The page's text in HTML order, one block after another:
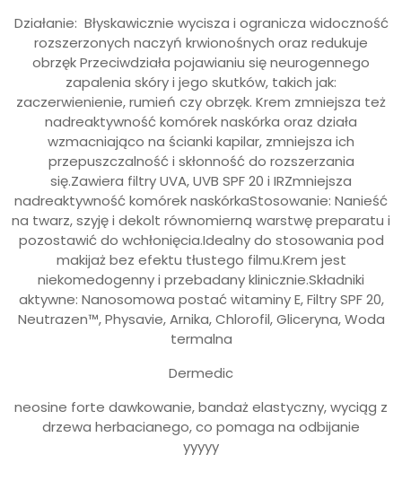
Działanie: Błyskawicznie wycisza i ogranicza widoczność
rozszerzonych naczyń krwionośnych oraz redukuje
obrzęk Przeciwdziała pojawianiu się neurogennego
zapalenia skóry i jego skutków, takich jak:
zaczerwienienie, rumień czy obrzęk. Krem zmniejsza też
nadreaktywność komórek naskórka oraz działa
wzmacniająco na ścianki kapilar, zmniejsza ich
przepuszczalność i skłonność do rozszerzania
się.Zawiera filtry UVA, UVB SPF 20 i IRZmniejsza
nadreaktywność komórek naskórkaStosowanie: Nanieść
na twarz, szyję i dekolt równomierną warstwę preparatu i
pozostawić do wchłonięcia.Idealny do stosowania pod
makijaż bez efektu tłustego filmu.Krem jest
niekomedogenny i przebadany klinicznie.Składniki
aktywne: Nanosomowa postać witaminy E, Filtry SPF 20,
Neutrazen™, Physavie, Arnika, Chlorofil, Gliceryna, Woda
termalna
Dermedic
neosine forte dawkowanie, bandaż elastyczny, wyciąg z
drzewa herbacianego, co pomaga na odbijanie
yyyyy